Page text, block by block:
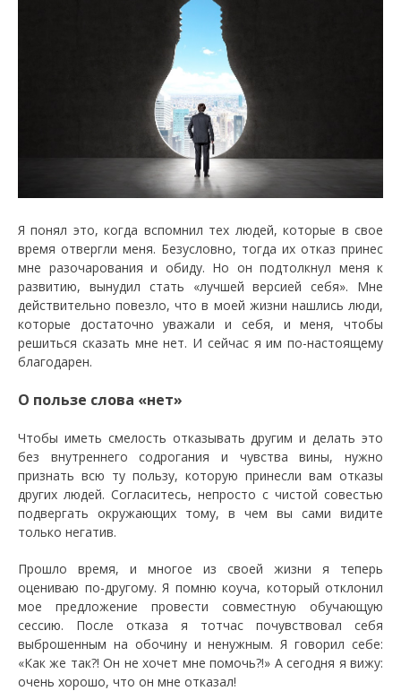
Я понял это, когда вспомнил тех людей, которые в свое
время отвергли меня. Безусловно, тогда их отказ принес
мне разочарования и обиду. Но он подтолкнул меня к
развитию, вынудил стать «лучшей версией себя». Мне
действительно повезло, что в моей жизни нашлись люди,
которые достаточно уважали и себя, и меня, чтобы
решиться сказать мне нет. И сейчас я им по-настоящему
благодарен.
О пользе слова «нет»
Чтобы иметь смелость отказывать другим и делать это
без внутреннего содрогания и чувства вины, нужно
признать всю ту пользу, которую принесли вам отказы
других людей. Согласитесь, непросто с чистой совестью
подвергать окружающих тому, в чем вы сами видите
только негатив.
Прошло время, и многое из своей жизни я теперь
оцениваю по-другому. Я помню коуча, который отклонил
мое предложение провести совместную обучающую
сессию. После отказа я тотчас почувствовал себя
выброшенным на обочину и ненужным. Я говорил себе:
«Как же так?! Он не хочет мне помочь?!» А сегодня я вижу:
очень хорошо, что он мне отказал!